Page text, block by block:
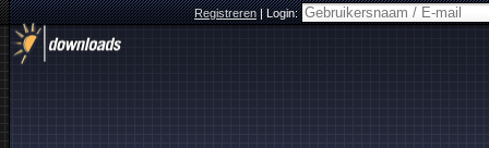
Registreren|Login: